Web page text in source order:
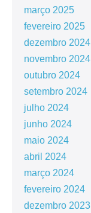
março 2025
fevereiro 2025
dezembro 2024
novembro 2024
outubro 2024
setembro 2024
julho 2024
junho 2024
maio 2024
abril 2024
março 2024
fevereiro 2024
dezembro 2023